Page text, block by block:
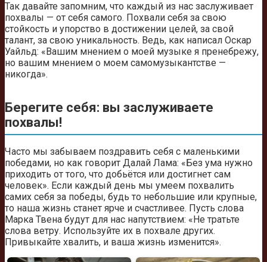
Так давайте запомним, что каждый из нас заслуживает
похвалы — от себя самого. Похвали себя за свою
стойкость и упорство в достижении целей, за свой
талант, за свою уникальность. Ведь, как написал Оскар
Уайльд: «Вашим мнением о моей музыке я пренебрежу,
но вашим мнением о моем самомузыкантстве —
никогда».
Берегите себя: вы заслуживаете
похвалы!
Часто мы забываем поздравить себя с маленькими
победами, но как говорит Далай Лама: «Без ума нужно
приходить от того, что добьётся или достигнет сам
человек». Если каждый день мы умеем похвалить
самих себя за победы, будь то небольшие или крупные,
то наша жизнь станет ярче и счастливее. Пусть слова
Марка Твена будут для нас напутствием: «Не тратьте
слова ветру. Используйте их в похвале других.
Привыкайте хвалить, и ваша жизнь изменится».